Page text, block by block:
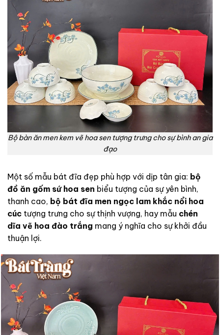
Bộ bàn ăn men kem vẽ hoa sen tượng trưng cho sự bình an gia
đạo
Một số mẫu bát đĩa đẹp phù hợp với dịp tân gia: bộ
đồ ăn gốm sứ hoa sen biểu tượng của sự yên bình,
thanh cao, bộ bát đĩa men ngọc lam khắc nổi hoa
cúc tượng trưng cho sự thịnh vượng, hay mẫu chén
dĩa vẽ hoa đào trắng mang ý nghĩa cho sự khởi đầu
thuận lợi.